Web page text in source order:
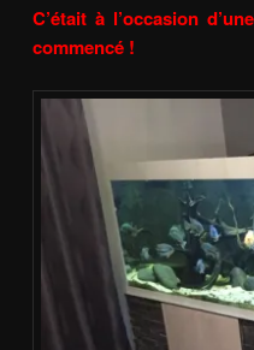
C’était à l’occasion
commencé !